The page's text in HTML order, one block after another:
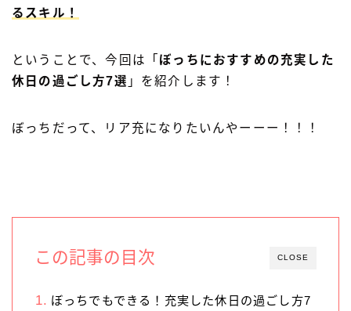
るスキル！
ということで、今回は「 ぼっちにおすすめの充実した
休日の過ごし方7選 」を紹介します！
ぼっちだって、リア充になりたいんやーーー！！！
CLOSE
この記事の目次
ぼっちでもできる！充実した休日の過ごし方7